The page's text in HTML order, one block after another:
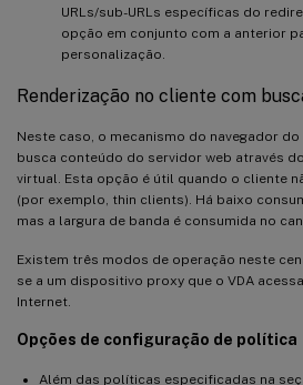
URLs/sub-URLs específicas do
opção em conjunto com a anterior
personalização.
Renderização no cliente com
Neste caso, o mecanismo do navegador
busca conteúdo do servidor web através
virtual. Esta opção é útil quando o cliente
(por exemplo, thin clients). Há baixo
mas a largura de banda é consumida no
Existem três modos de operação neste
se a um dispositivo proxy que o VDA
Internet.
Opções de configuração de política
Além das políticas especificadas na